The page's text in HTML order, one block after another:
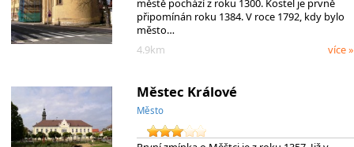
městě pochází z roku 1300. Kostel je prvně
připomínán roku 1384. V roce 1792, kdy bylo
město…
4.9km
více »
Městec Králové
Město